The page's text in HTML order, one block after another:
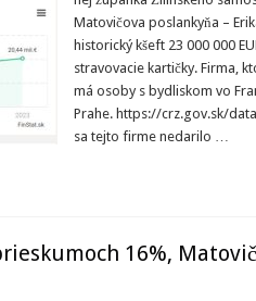
Matovičova poslankyňa –
historický kšeft 23 000 000
stravovacie kartičky. Firma,
má osoby s bydliskom vo
Prahe. https://crz.gov.sk/
sa tejto firme nedarilo …
16%,